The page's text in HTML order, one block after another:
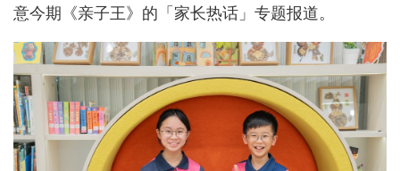
意今期《亲子王》的「家长热话」专题报道。